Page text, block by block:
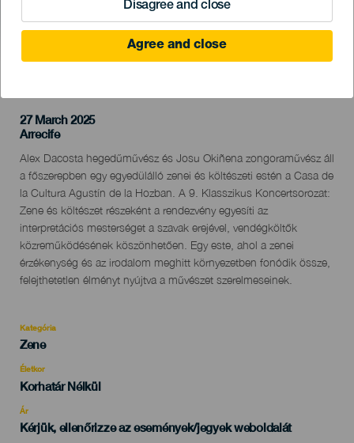
Disagree and close
Agree and close
27 March 2025
Localidad
Arrecife
Descripción
del
evento
Alex Dacosta hegedűművész és Josu Okiñena zongoraművész áll
a főszerepben egy egyedülálló zenei és költészeti estén a Casa de
la Cultura Agustín de la Hozban. A 9. Klasszikus Koncertsorozat:
Zene és költészet részeként a rendezvény egyesíti az
interpretációs mesterséget a szavak erejével, vendégköltők
közreműködésének köszönhetően. Egy este, ahol a zenei
érzékenység és az irodalom meghitt környezetben fonódik össze,
felejthetetlen élményt nyújtva a művészet szerelmeseinek.
Kategória
Categoría
evento
Zene
Életkor
Edad
Korhatár Nélkül
Ár
Kérjük, ellenőrizze az események/jegyek weboldalát